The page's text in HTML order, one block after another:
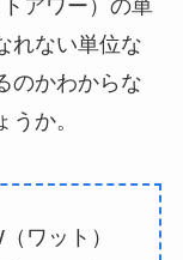
アワー）の単
れない単位な
のかわからな
か。
ワット）